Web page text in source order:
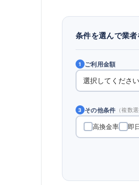
条件を選んで業
1 ご利用金額
3 その他条件 （複数
高換金率 即